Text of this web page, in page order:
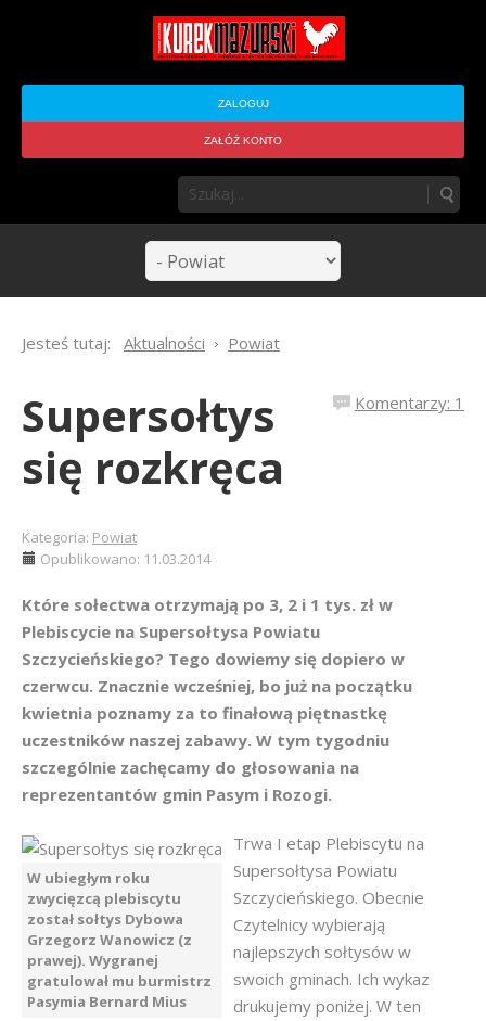
ZALOGUJ
ZAŁÓŻ KONTO
Jesteś tutaj: Aktualności Powiat
Komentarzy: 1
Supersołtys
się rozkręca
Kategoria: Powiat
Opublikowano: 11.03.2014
Które sołectwa otrzymają po 3, 2 i 1 tys. zł w
Plebiscycie na Supersołtysa Powiatu
Szczycieńskiego? Tego dowiemy się dopiero w
czerwcu. Znacznie wcześniej, bo już na początku
kwietnia poznamy za to finałową piętnastkę
uczestników naszej zabawy. W tym tygodniu
szczególnie zachęcamy do głosowania na
reprezentantów gmin Pasym i Rozogi.
W ubiegłym roku
zwycięzcą plebiscytu
został sołtys Dybowa
Grzegorz Wanowicz (z
prawej). Wygranej
gratulował mu burmistrz
Pasymia Bernard Mius
Trwa I etap Plebiscytu na
Supersołtysa Powiatu
Szczycieńskiego. Obecnie
Czytelnicy wybierają
najlepszych sołtysów w
swoich gminach. Ich wykaz
drukujemy poniżej. W ten